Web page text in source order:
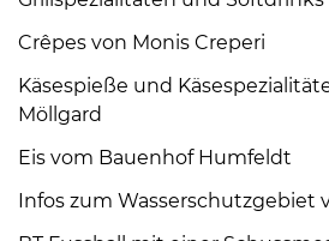
Crêpes von Monis Creperi
Käsespieße und
Möllgard
Eis vom Bauenhof Humfeldt
Infos zum Wasserschutzgebiet